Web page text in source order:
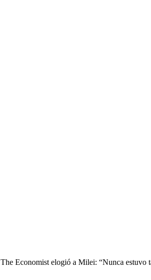
The Economist elogió a Milei: “Nunca estuvo